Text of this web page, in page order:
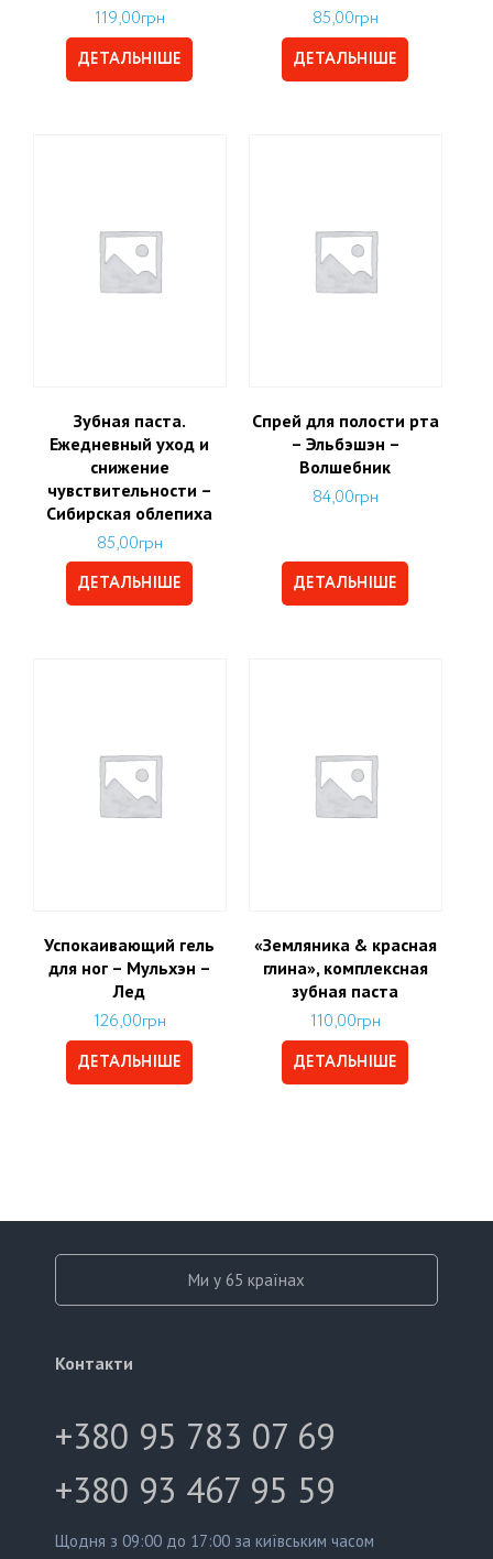
119,00грн
ДЕТАЛЬНІШЕ
85,00грн
ДЕТАЛЬНІШЕ
Зубная паста.
Ежедневный уход и
снижение
чувствительности –
Сибирская облепиха
85,00грн
ДЕТАЛЬНІШЕ
Спрей для полости рта
– Эльбэшэн –
Волшебник
84,00грн
ДЕТАЛЬНІШЕ
Успокаивающий гель
для ног – Мульхэн –
Лед
126,00грн
ДЕТАЛЬНІШЕ
«Земляника & красная
глина», комплексная
зубная паста
110,00грн
ДЕТАЛЬНІШЕ
Ми у 65 країнах
Контакти
+380 95 783 07 69
+380 93 467 95 59
Щодня з 09:00 до 17:00 за київським часом